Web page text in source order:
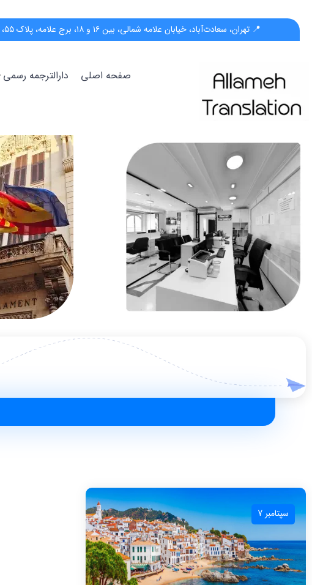
📍 تهران، سعادت‌آباد، خیابان علامه شمالی، بین ۱۶ و ۱۸، برج علامه، پلاک ۵۵، واحد ب
صفحه اصلی دارالترجمه رسمی
سپتامبر 7